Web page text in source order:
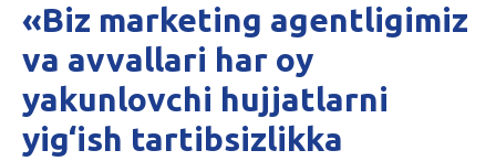
«Biz marketing agentligimiz
va avvallari har oy
yakunlovchi hujjatlarni
yig‘ish tartibsizlikka